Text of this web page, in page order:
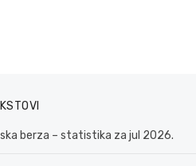
berza – statistika za jul 2026.